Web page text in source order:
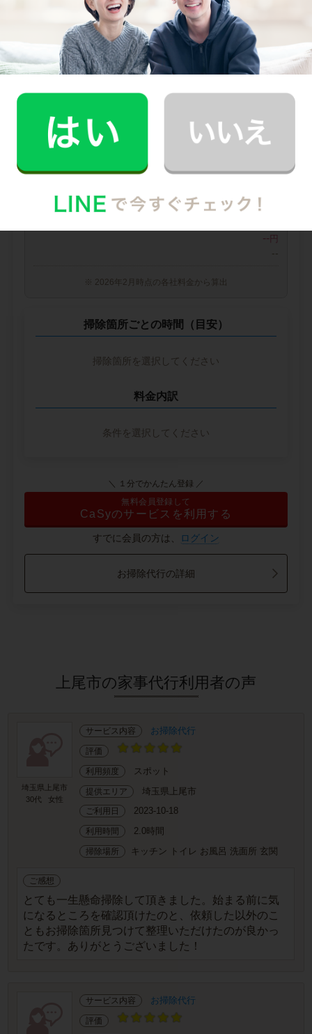
料金（税込・交通費込）
--
他社との比較
--
中堅CH社
-- 円
--
※ 2026年2月時点の各社料金から算出
掃除箇所ごとの時間（目安）
掃除箇所を選択してください
料金内訳
条件を選択してください
＼ １分でかんたん登録 ／
無料会員登録して
CaSyのサービスを利用する
すでに会員の方は、 ログイン
お掃除代行の詳細
上尾市の家事代行利用者の声
埼玉県上尾市
30代
女性
サービス内容 お掃除代行
評価
利用頻度 スポット
提供エリア 埼玉県上尾市
ご利用日 2023-10-18
利用時間 2.0時間
掃除場所 キッチン トイレ お風呂 洗面所 玄関
ご感想
とても一生懸命掃除して頂きました。始まる前に気
になるところを確認頂けたのと、依頼した以外のこ
ともお掃除箇所見つけて整理いただけたのが良かっ
たです。ありがとうございました！
サービス内容 お掃除代行
評価